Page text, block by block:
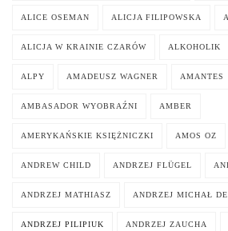
ALICE OSEMAN ALICJA FILIPOWSKA
ALICJA W KRAINIE CZARÓW ALKOHOLIK
ALPY AMADEUSZ WAGNER AMANTES
AMBASADOR WYOBRAŹNI AMBER
AMERYKAŃSKIE KSIĘŻNICZKI AMOS OZ
ANDREW CHILD ANDRZEJ FLÜGEL
ANDRZEJ MATHIASZ ANDRZEJ MICHAŁ
ANDRZEJ PILIPIUK ANDRZEJ ZAUCHA